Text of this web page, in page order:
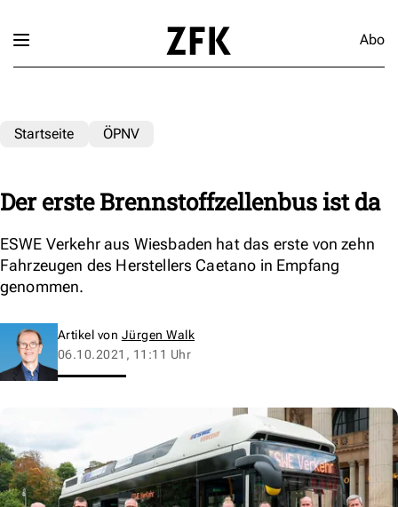
Abo
Startseite ÖPNV
Der erste Brennstoffzellenbus ist da
ESWE Verkehr aus Wiesbaden hat das erste von zehn
Fahrzeugen des Herstellers Caetano in Empfang
genommen.
Artikel von Jürgen Walk
06.10.2021, 11:11 Uhr